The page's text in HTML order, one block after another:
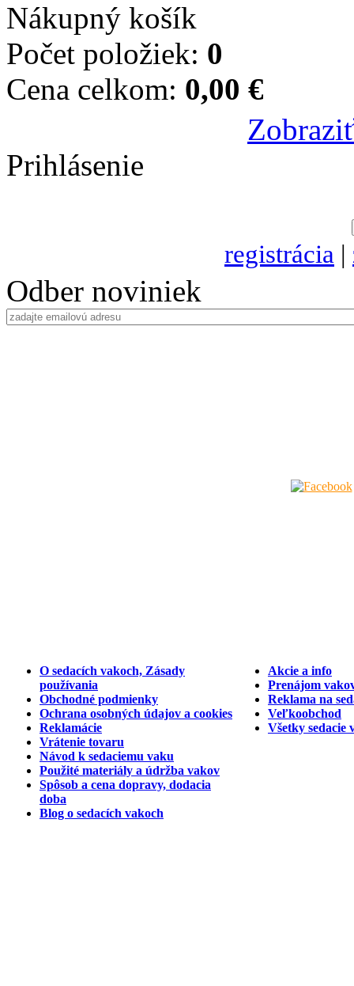
Nákupný košík
Počet položiek: 0
Cena celkom: 0,00 €
Prihlásenie
registrácia |
Odber noviniek
O sedacích vakoch, Zásady
používania
Obchodné podmienky
Ochrana osobných údajov a cookies
Reklamácie
Vrátenie tovaru
Návod k sedaciemu vaku
Použité materiály a údržba vakov
Spôsob a cena dopravy, dodacia
doba
Blog o sedacích vakoch
Akcie a info
Prenájom
Reklama na
Veľkoobchod
Všetky sedacie